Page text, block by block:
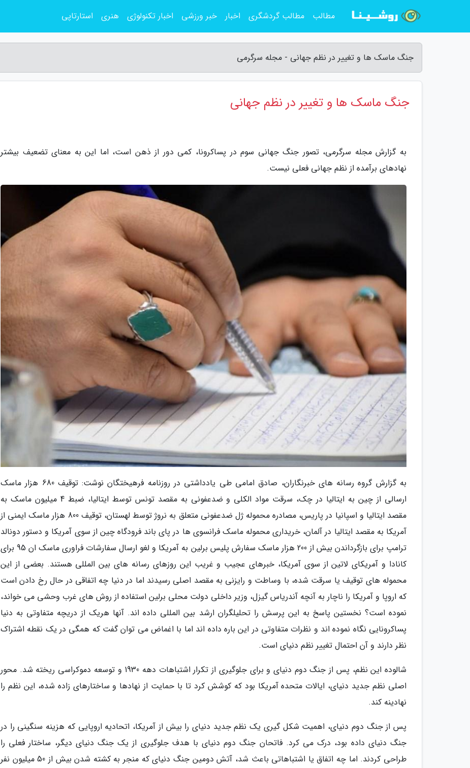
جنگ ماسک ها و تغییر در نظم جهانی - مجله سرگرمی
جنگ ماسک ها و تغییر در نظم جهانی
به گزارش مجله سرگرمی، تصور جنگ جهانی سوم در پساکرونا، کمی دور از ذهن است، اما این به معنای تضعیف بیشتر
نهادهای برآمده از نظم جهانی فعلی نیست.
به گزارش گروه رسانه های خبرنگاران، صادق امامی طی یادداشتی در روزنامه فرهیختگان نوشت: توقیف 680 هزار ماسک
ارسالی از چین به ایتالیا در چک، سرقت مواد الکلی و ضدعفونی به مقصد تونس توسط ایتالیا، ضبط 4 میلیون ماسک به
مقصد ایتالیا و اسپانیا در پاریس، مصادره محموله ژل ضدعفونی متعلق به نروژ توسط لهستان، توقیف 800 هزار ماسک ایمنی از
آمریکا به مقصد ایتالیا در آلمان، خریداری محموله ماسک فرانسوی ها در پای باند فرودگاه چین از سوی آمریکا و دستور دونالد
ترامپ برای بازگرداندن بیش از 200 هزار ماسک سفارش پلیس برلین به آمریکا و لغو ارسال سفارشات فراوری ماسک ان 95 برای
کانادا و آمریکای لاتین از سوی آمریکا، خبرهای عجیب و غریب این روزهای رسانه های بین المللی هستند. بعضی از این
محموله های توقیف یا سرقت شده، با وساطت و رایزنی به مقصد اصلی رسیدند اما در دنیا چه اتفاقی در حال رخ دادن است
که اروپا و آمریکا را ناچار به آنچه آندریاس گیزل، وزیر داخلی دولت محلی برلین استفاده از روش های غرب وحشی می خواند،
نموده است؟ نخستین پاسخ به این پرسش را تحلیلگران ارشد بین المللی داده اند. آنها هریک از دریچه متفاوتی به دنیا
پساکرونایی نگاه نموده اند و نظرات متفاوتی در این باره داده اند اما با اغماض می توان گفت که همگی در یک نقطه اشتراک
نظر دارند و آن احتمال تغییر نظم دنیای است.
شالوده این نظم، پس از جنگ دوم دنیای و برای جلوگیری از تکرار اشتباهات دهه 1930 و توسعه دموکراسی ریخته شد. محور
اصلی نظم جدید دنیای، ایالات متحده آمریکا بود که کوشش کرد تا با حمایت از نهادها و ساختارهای زاده شده، این نظم را
نهادینه کند.
پس از جنگ دوم دنیای، اهمیت شکل گیری یک نظم جدید دنیای را بیش از آمریکا، اتحادیه اروپایی که هزینه سنگینی را در
جنگ دنیای داده بود، درک می کرد. فاتحان جنگ دوم دنیای با هدف جلوگیری از یک جنگ دنیای دیگر، ساختار فعلی را
طراحی کردند. اما چه اتفاق یا اشتباهاتی باعث شد، آتش دومین جنگ دنیای که منجر به کشته شدن بیش از 50 میلیون نفر
مطالب مطالب گردشگری اخبار خبر ورزشی اخبار تکنولوژی هنری استارتاپی